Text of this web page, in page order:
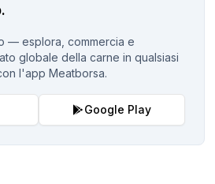
— esplora, commercia e
globale della carne in qualsiasi
l'app Meatborsa.
Google Play